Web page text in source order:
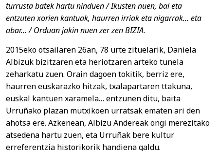
turrusta batek hartu ninduen / Ikusten nuen, bai eta
entzuten xorien kantuak, haurren irriak eta nigarrak… eta
abar… / Orduan jakin nuen zer zen BIZIA.
2015eko otsailaren 26an, 78 urte zituelarik, Daniela
Albizuk bizitzaren eta heriotzaren arteko tunela
zeharkatu zuen. Orain dagoen tokitik, berriz ere,
haurren euskarazko hitzak, txalapartaren ttakuna,
euskal kantuen xaramela… entzunen ditu, baita
Urruñako plazan mutxikoen urratsak ematen ari den
ahotsa ere. Azkenean, Albizu Andereak ongi merezitako
atsedena hartu zuen, eta Urruñak bere kultur
erreferentzia historikorik handiena galdu.